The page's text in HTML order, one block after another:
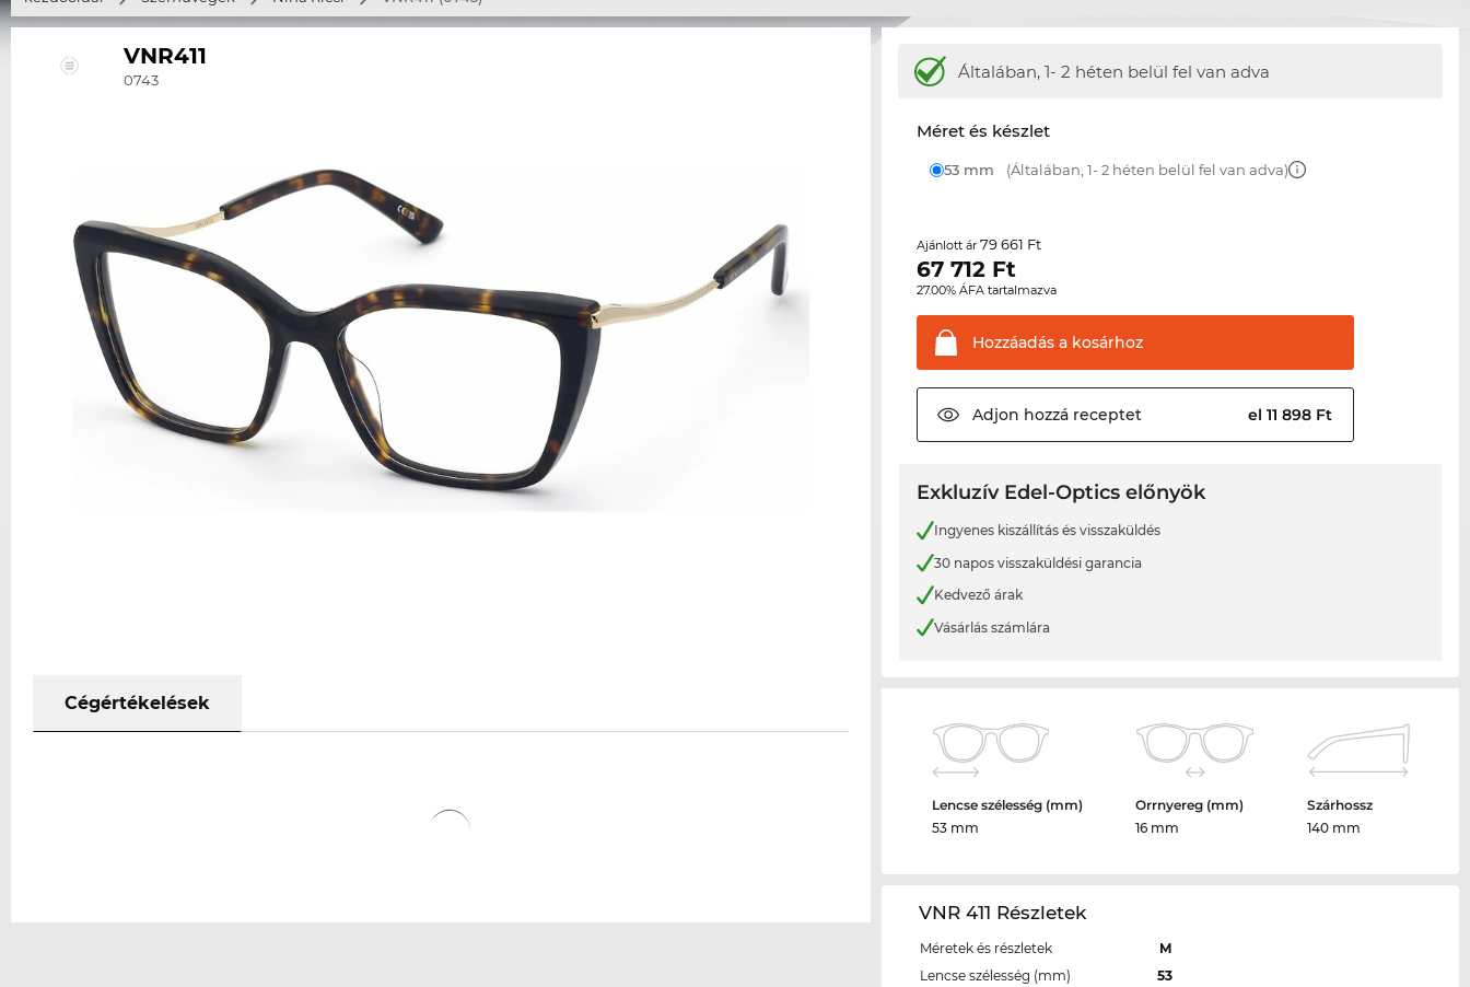
VNR411
0743
Cégértékelések
Általában, 1- 2 héten belül fel van adva
Méret és készlet
53 mm (Általában, 1- 2 héten belül fel van adva)
Ajánlott ár79 661 Ft
67 712 Ft
27.00% ÁFA tartalmazva
Hozzáadás a kosárhoz
Adjon hozzá receptet el 11 898 Ft
Exkluzív Edel-Optics előnyök
Ingyenes kiszállítás és visszaküldés
30 napos visszaküldési garancia
Kedvező árak
Vásárlás számlára
Lencse szélesség (mm)
53 mm
Orrnyereg (mm)
16 mm
Szárhossz
140 mm
VNR 411 Részletek
Méretek és részletek
M
Lencse szélesség (mm)
53